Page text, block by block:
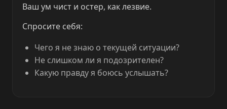
Ваш ум чист и остер, как лезвие.
Спросите себя:
Чего я не знаю о текущей ситуации?
Не слишком ли я подозрителен?
Какую правду я боюсь услышать?